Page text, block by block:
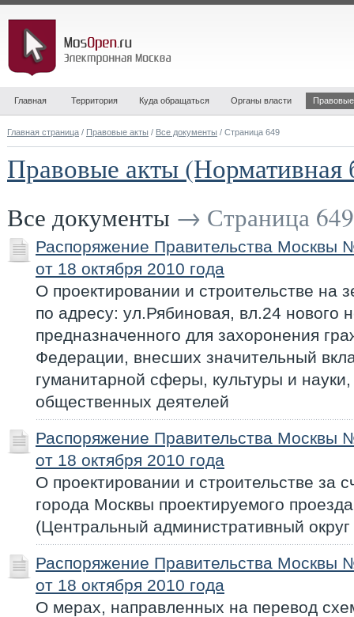
Главная Территория Куда обращаться Органы власти
Главная страница / Правовые акты / Все документы / Страница 649
Правовые акты (Нормативная
Все документы → Страница 649
Распоряжение Правительства Москвы
от 18 октября 2010 года
О проектировании и строительстве на
по адресу: ул.Рябиновая, вл.24 нового
предназначенного для захоронения
Федерации, внесших значительный
гуманитарной сферы, культуры и
общественных деятелей
Распоряжение Правительства Москвы
от 18 октября 2010 года
О проектировании и строительстве за
города Москвы проектируемого
(Центральный административный
Распоряжение Правительства Москвы
от 18 октября 2010 года
О мерах, направленных на перевод